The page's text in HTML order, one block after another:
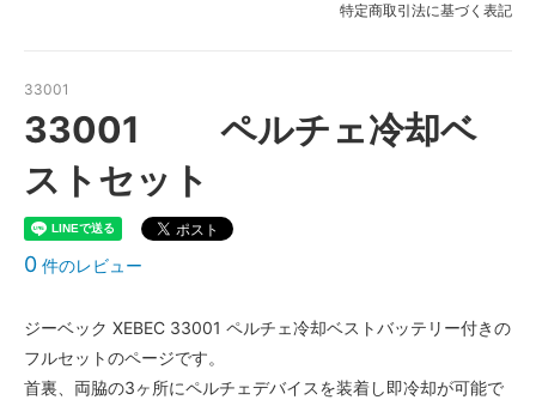
特定商取引法に基づく表記
33001
33001 ペルチェ冷却ベ
ストセット
0 件のレビュー
ジーベック XEBEC 33001 ペルチェ冷却ベストバッテリー付きの
フルセットのページです。
首裏、両脇の3ヶ所にペルチェデバイスを装着し即冷却が可能で